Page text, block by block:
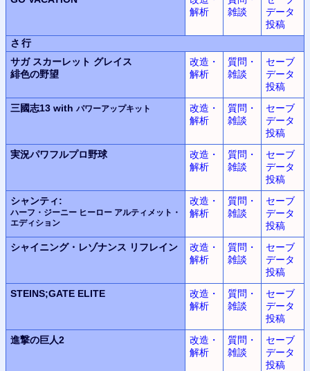
解析
雑談
データ
投稿
さ行
サガ スカーレット グレイス
緋色の野望
改造・
解析
質問・
雑談
セーブ
データ
投稿
三國志13 with パワーアップキット
改造・
解析
質問・
雑談
セーブ
データ
投稿
実況パワフルプロ野球
改造・
解析
質問・
雑談
セーブ
データ
投稿
シャンティ:
ハーフ・ジーニー ヒーロー アルティメット・
エディション
改造・
解析
質問・
雑談
セーブ
データ
投稿
シャイニング・レゾナンス リフレイン
改造・
解析
質問・
雑談
セーブ
データ
投稿
STEINS;GATE ELITE
改造・
解析
質問・
雑談
セーブ
データ
投稿
進撃の巨人2
改造・
解析
質問・
雑談
セーブ
データ
投稿